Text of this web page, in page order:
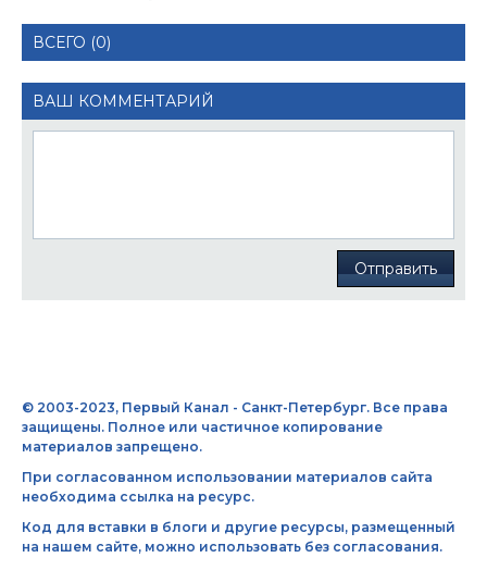
ВСЕГО (0)
ВАШ КОММЕНТАРИЙ
Отправить
© 2003-2023, Первый Канал - Санкт-Петербург. Все права
защищены. Полное или частичное копирование
материалов запрещено.
При согласованном использовании материалов сайта
необходима ссылка на ресурс.
Код для вставки в блоги и другие ресурсы, размещенный
на нашем сайте, можно использовать без согласования.